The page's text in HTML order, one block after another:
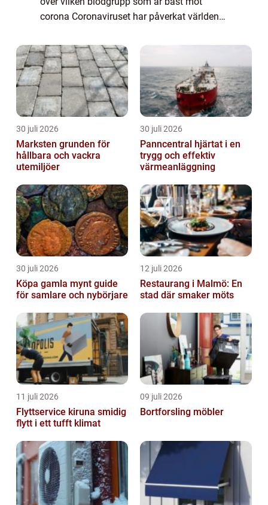
corona Coronaviruset har påverkat världen
Sedan pandemin bröt ut har forskare och
medicins...
30 juli 2026
Marksten grunden för
hållbara och vackra
utemiljöer
30 juli 2026
Panncentral hjärtat i en
trygg och effektiv
värmeanläggning
30 juli 2026
Köpa gamla mynt guide
för samlare och nybörjare
12 juli 2026
Restaurang i Malmö: En
stad där smaker möts
11 juli 2026
Flyttservice kiruna smidig
flytt i ett tufft klimat
09 juli 2026
Bortforsling möbler